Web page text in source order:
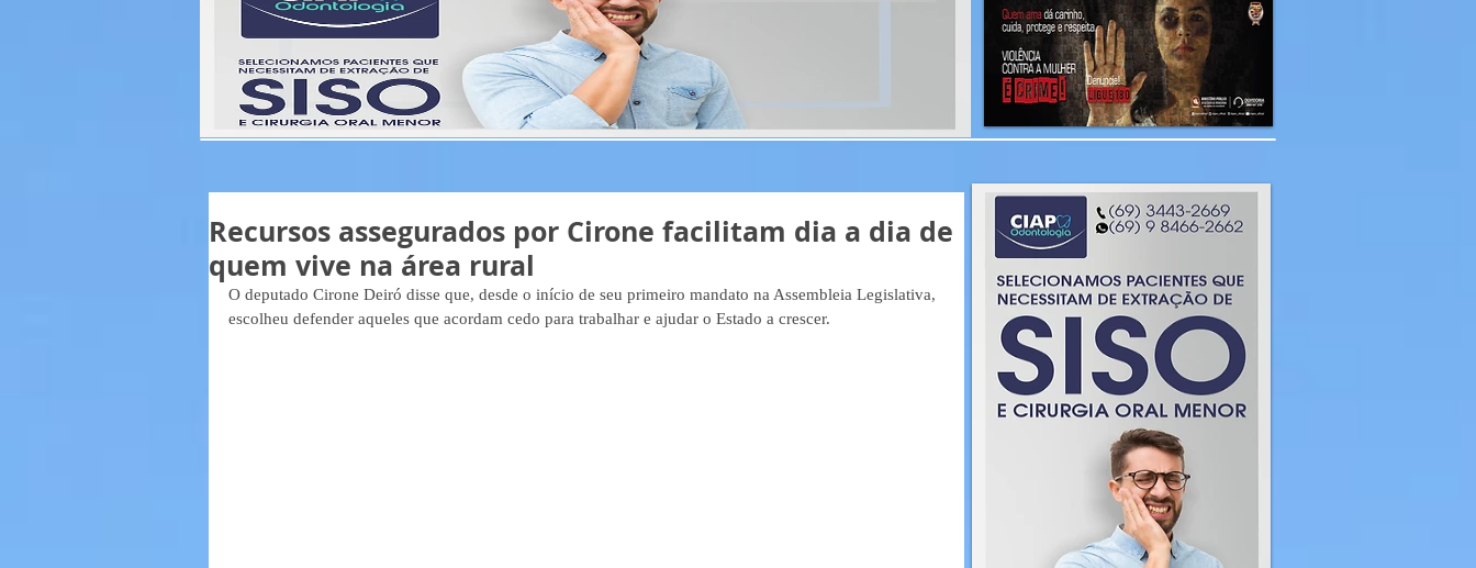
Recursos assegurados por Cirone facilitam dia a dia de
quem vive na área rural
O deputado Cirone Deiró disse que, desde o início de seu primeiro mandato na Assembleia Legislativa,
escolheu defender aqueles que acordam cedo para trabalhar e ajudar o Estado a crescer.